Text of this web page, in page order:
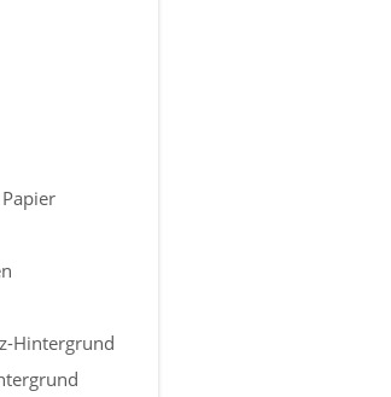
Hintergrund